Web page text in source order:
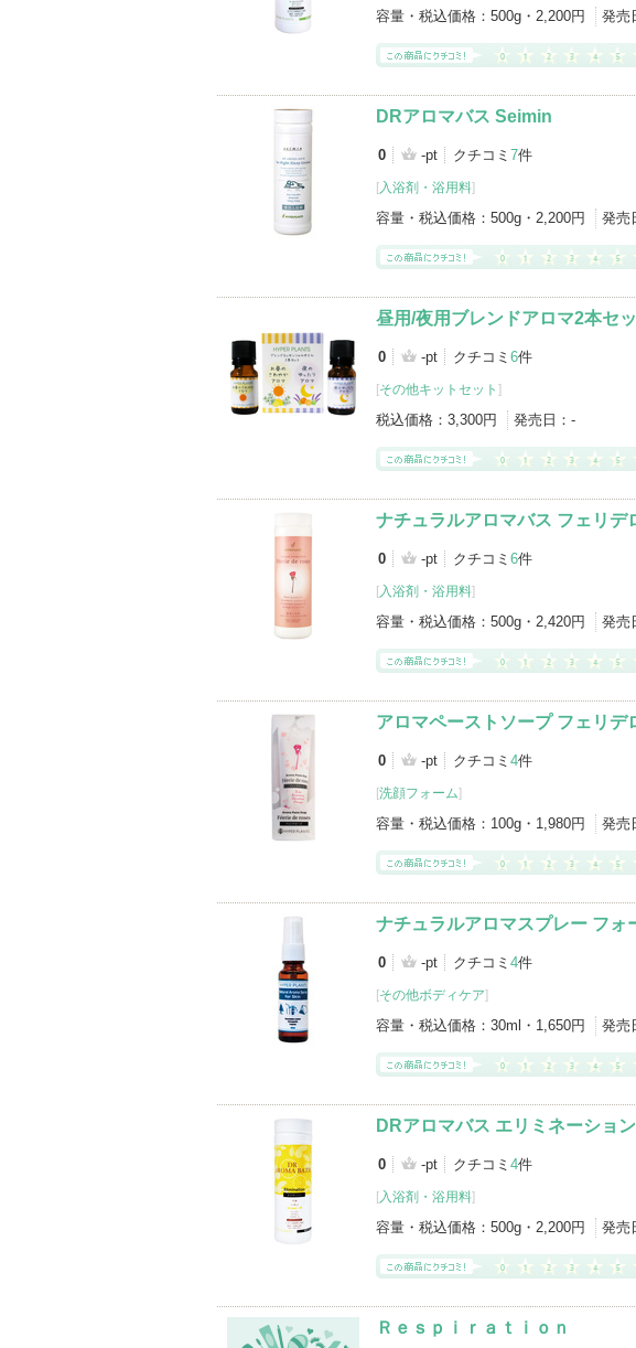
容量・税込価格： 500g・2,200円 発売
DRアロマバス Seimin
0 -pt クチコミ 7件
[入浴剤・浴用料]
容量・税込価格： 500g・2,200円 発売
昼用/夜用ブレンドアロマ2本セ
0 -pt クチコミ 6件
[その他キットセット ]
税込価格： 3,300円 発売日： -
ナチュラルアロマバス フェリデ
0 -pt クチコミ 6件
[入浴剤・浴用料]
容量・税込価格： 500g・2,420円 発売
アロマペーストソープ フェリデ
0 -pt クチコミ 4件
[洗顔フォーム]
容量・税込価格： 100g・1,980円 発売
ナチュラルアロマスプレー フォ
0 -pt クチコミ 4件
[その他ボディケア]
容量・税込価格： 30ml・1,650円 発売
DRアロマバス エリミネーション
0 -pt クチコミ 4件
[入浴剤・浴用料]
容量・税込価格： 500g・2,200円 発売
Ｒｅｓｐｉｒａｔｉｏｎ